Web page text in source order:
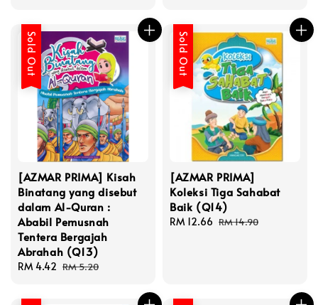
Sold Out
[AZMAR PRIMA] Kisah
Binatang yang disebut
dalam Al-Quran :
Ababil Pemusnah
Tentera Bergajah
Abrahah (Q13)
Sale
RM 4.42 Regular
RM 5.20
Sold Out
[AZMAR PRIMA]
Koleksi Tiga Sahabat
Baik (Q14)
Sale
RM 12.66 Regular
RM 14.90